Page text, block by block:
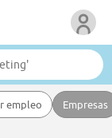
empleo Empresas